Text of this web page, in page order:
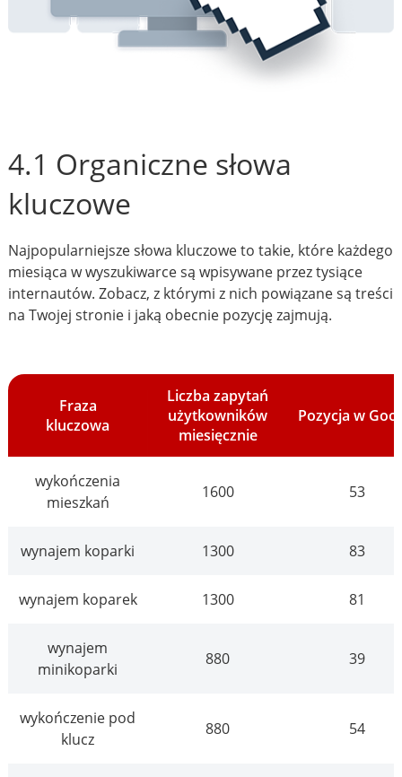
4.1 Organiczne słowa
kluczowe
Najpopularniejsze słowa kluczowe to takie, które każdego
miesiąca w wyszukiwarce są wpisywane przez tysiące
internautów. Zobacz, z którymi z nich powiązane są treści
na Twojej stronie i jaką obecnie pozycję zajmują.
Fraza
kluczowa
Liczba zapytań
użytkowników
miesięcznie
Pozycja w
wykończenia
mieszkań
1600 53
wynajem koparki 1300 83
wynajem koparek 1300 81
wynajem
minikoparki
880 39
wykończenie pod
klucz
880 54